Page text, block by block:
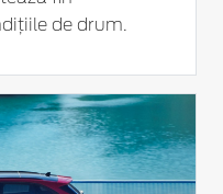
de drum.